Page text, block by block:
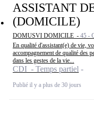
ASSISTANT
(DOMICILE)
DOMUSVI DOMICILE - 45 -
En qualité d'assistant(e) de vie,
accompagnement de qualité des
dans les gestes de la vie...
CDI - Temps partiel
Publié il y a plus de 30 jours